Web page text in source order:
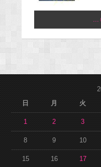
日
月 火
1 2 3
8 9 10
15 16 17